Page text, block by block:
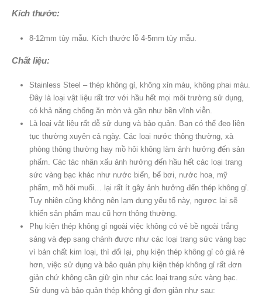
Kích thước:
8-12mm tùy mẫu. Kích thước lỗ 4-5mm tùy mẫu.
Chất liệu:
Stainless Steel – thép không gỉ, không xỉn màu, không phai màu.
Đây là loại vật liệu rất trơ với hầu hết mọi môi trường sử dụng,
có khả năng chống ăn mòn và gần như bền vĩnh viễn.
Là loại vật liệu rất dễ sử dụng và bảo quản. Bạn có thể đeo liên
tục thường xuyên cả ngày. Các loại nước thông thường, xà
phòng thông thường hay mồ hôi không làm ảnh hưởng đến sản
phẩm. Các tác nhân xấu ảnh hưởng đến hầu hết các loại trang
sức vàng bạc khác như nước biển, bể bơi, nước hoa, mỹ
phẩm, mồ hôi muối… lại rất ít gây ảnh hưởng đến thép không gỉ.
Tuy nhiên cũng không nên lạm dụng yếu tố này, ngược lại sẽ
khiến sản phẩm mau cũ hơn thông thường.
Phụ kiện thép không gỉ ngoài việc không có vẻ bề ngoài trắng
sáng và đẹp sang chảnh được như các loại trang sức vàng bạc
vì bản chất kim loại, thì đổi lại, phụ kiện thép không gỉ có giá rẻ
hơn, việc sử dụng và bảo quản phụ kiện thép không gỉ rất đơn
giản chứ không cần giữ gìn như các loại trang sức vàng bạc.
Sử dụng và bảo quản thép không gỉ đơn giản như sau: